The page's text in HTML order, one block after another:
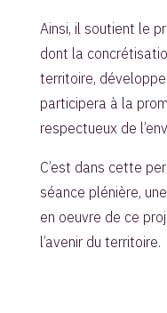
Ainsi, il soutient le
dont la
territoire,
participera à la
respectueux de
C’est dans cette
séance plénière, une
en oeuvre de ce
l’avenir du territoire.